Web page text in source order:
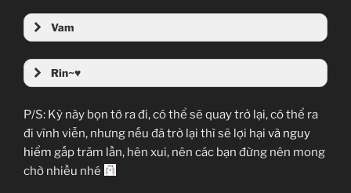
Vam
Rin~♥
P/S: Kỳ này bọn tớ ra đi, có thể sẽ quay trở lại, có thể ra
đi vĩnh viễn, nhưng nếu đã trở lại thì sẽ lợi hại và nguy
hiểm gấp trăm lần, hên xui, nên các bạn đừng nên mong
chờ nhiều nhé